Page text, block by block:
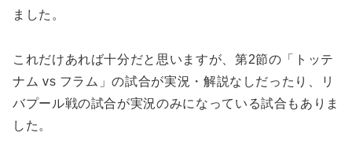
ました。
これだけあれば十分だと思いますが、第2節の「トッテ
ナム vs フラム」の試合が実況・解説なしだったり、リ
バプール戦の試合が実況のみになっている試合もありま
した。